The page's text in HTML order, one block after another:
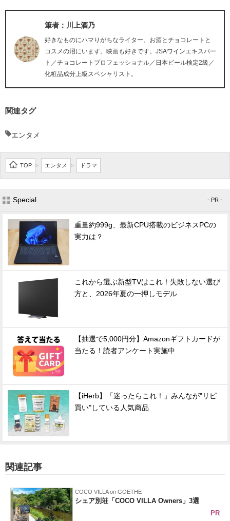
筆者：川上酒乃
好きなものにハマりがちなライター。お酒とチョコレートと
コスメの沼にいます。映画も好きです。JSAワインエキスパー
ト／チョコレートプロフェッショナル／日本ビール検定2級／
化粧品成分上級スペシャリスト。
関連タグ
エンタメ
TOP > エンタメ > ドラマ
Special - PR -
重量約999g、最新CPU搭載のビジネスPCの
実力は？
これから選ぶ新型TVはこれ！失敗しない選び
方と、2026年夏の一押しモデル
【抽選で5,000円分】Amazonギフトカードが
当たる！読者アンケート実施中
【iHerb】「迷ったらこれ！」みんなが"リピ
買い"している人気商品
関連記事
COCO VILLA on GOETHE
シェア別荘「COCO VILLA Owners」3選
PR